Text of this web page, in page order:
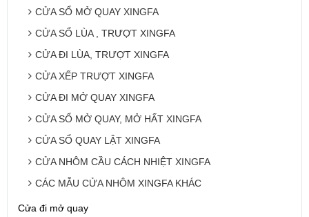
CỬA SỔ MỞ QUAY XINGFA
CỬA SỔ LÙA , TRƯỢT XINGFA
CỬA ĐI LÙA, TRƯỢT XINGFA
CỬA XẾP TRƯỢT XINGFA
CỬA ĐI MỞ QUAY XINGFA
CỬA SỔ MỞ QUAY, MỞ HẤT XINGFA
CỬA SỔ QUAY LẬT XINGFA
CỬA NHÔM CẦU CÁCH NHIỆT XINGFA
CÁC MẪU CỬA NHÔM XINGFA KHÁC
Cửa đi mở quay